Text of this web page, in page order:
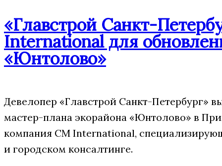
«Главстрой Санкт-
International для
«Юнтолово»
Девелопер «Главстрой Санкт-Петербург»
мастер-плана экорайона «Юнтолово» в
компания CM International,
и городском консалтинге.